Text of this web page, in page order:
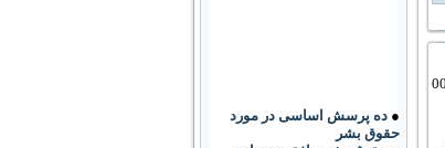
● ده پرسش اساسی در مورد
حقوق بشر